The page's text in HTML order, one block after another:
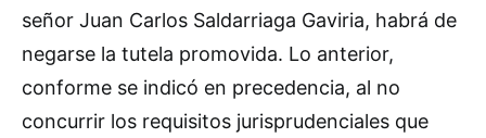
señor Juan Carlos Saldarriaga Gaviria, habrá de
negarse la tutela promovida. Lo anterior,
conforme se indicó en precedencia, al no
concurrir los requisitos jurisprudenciales que